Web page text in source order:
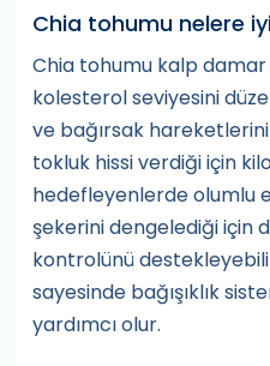
Chia tohumu nelere
Chia tohumu kalp damar
kolesterol seviyesini
ve bağırsak
tokluk hissi verdiği için
hedefleyenlerde olumlu
şekerini dengelediği için
kontrolünü
sayesinde bağışıklık
yardımcı olur.